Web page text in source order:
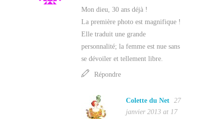
Mon dieu, 30 ans déjà !
La première photo est magnifique !
Elle traduit une grande
personnalité; la femme est nue sans
se dévoiler et tellement libre.
Répondre
Colette du Net 27
janvier 2013 at 17